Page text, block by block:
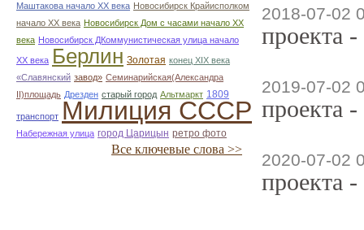
Маштакова начало ХХ века Новосибирск Крайисполком
начало ХХ века Новосибирск Дом с часами начало ХХ
века Новосибирск ДКоммунистическая улица начало
ХХ века Берлин Золотая конец ХІХ века
«Славянский завод» Семинарийская(Александра
II)площадь Дрезден старый город Альтмаркт 1809
транспорт Милиция СССР
Набережная улица город Царицын ретро фото
Все ключевые слова >>
2018-07-02
проекта
2019-07-02
проекта
2020-07-02
проекта